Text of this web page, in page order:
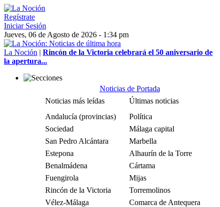
Regístrate
Iniciar Sesión
Jueves, 06 de Agosto de 2026 - 1:34 pm
La Noción | Rincón de la Victoria celebrará el 50 aniversario de
la apertura...
Noticias de Portada
Noticias más leídas
Últimas noticias
Andalucía (provincias)
Política
Sociedad
Málaga capital
San Pedro Alcántara
Marbella
Estepona
Alhaurín de la Torre
Benalmádena
Cártama
Fuengirola
Mijas
Rincón de la Victoria
Torremolinos
Vélez-Málaga
Comarca de Antequera